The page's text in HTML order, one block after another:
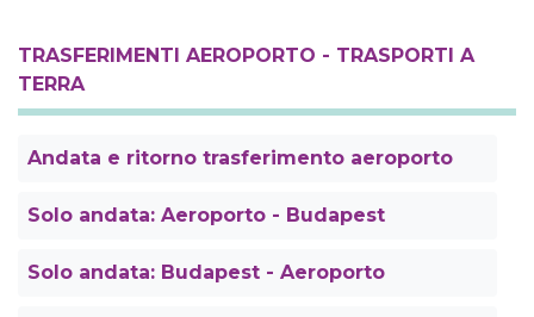
TRASFERIMENTI AEROPORTO - TRASPORTI A
TERRA
Andata e ritorno trasferimento aeroporto
Solo andata: Aeroporto - Budapest
Solo andata: Budapest - Aeroporto